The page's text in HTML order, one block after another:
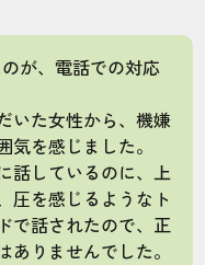
が、電話での対応
いた女性から、機嫌
気を感じました。
話しているのに、上
圧を感じるようなト
で話されたので、正
ありませんでした。